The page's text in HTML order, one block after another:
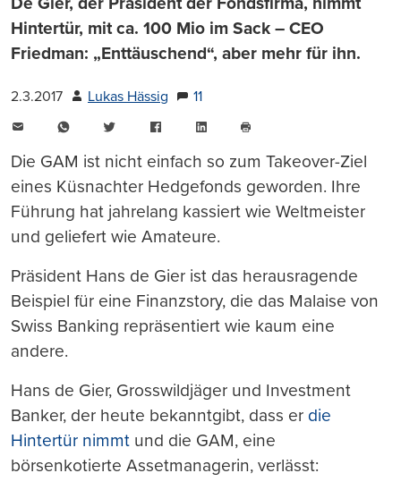
Hintertür, mit ca. 100 Mio im Sack – CEO
Friedman: „Enttäuschend“, aber mehr für ihn.
2.3.2017 Lukas Hässig
11
WhatsAppTwitter FacebookLinkedIn
drucken
Die GAM ist nicht einfach so zum Takeover-Ziel
eines Küsnachter Hedgefonds geworden. Ihre
Führung hat jahrelang kassiert wie Weltmeister
und geliefert wie Amateure.
Präsident Hans de Gier ist das herausragende
Beispiel für eine Finanzstory, die das Malaise von
Swiss Banking repräsentiert wie kaum eine
andere.
Hans de Gier, Grosswildjäger und Investment
Banker, der heute bekanntgibt, dass er die
Hintertür nimmt und die GAM, eine
börsenkotierte Assetmanagerin, verlässt: